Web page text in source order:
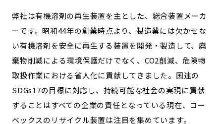
弊社は有機溶剤の再生装置を主とした、総合装置メーカ
ーです。昭和44年の創業時点より、製造業には欠かせな
い有機溶剤を安全に再生する装置を開発・製造して、廃
棄物削減による環境保護だけでなく、CO2削減、危険物
取扱作業における省人化に貢献してきました。国連の
SDGs17の目標に対応し、持続可能な社会の実現に貢献
することはすべての企業の責任となっている現在、コー
ベックスのリサイクル装置は注目を集めています。